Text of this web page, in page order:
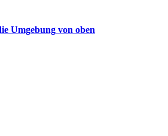
Umgebung von oben